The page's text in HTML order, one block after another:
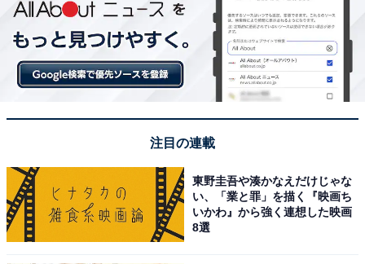
ナンバープレートで「お金持ち」だと思う中部
地方の地名ランキング！ 2位「金沢（石川
県）」、1位は？
2
注目の連載
東野圭吾や湊かなえだけじゃな
い、「業と罪」を描く『映画ち
いかわ』から強く連想した映画
8選